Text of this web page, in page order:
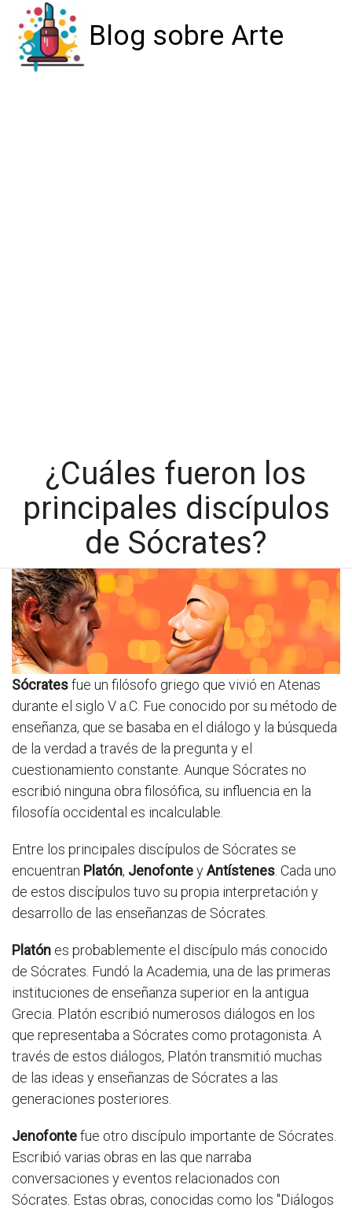
Blog sobre Arte
¿Cuáles fueron los
principales discípulos
de Sócrates?
Sócratesfue un filósofo griego que vivió en Atenas
durante el siglo V a.C. Fue conocido por su método de
enseñanza, que se basaba en el diálogo y la búsqueda
de la verdad a través de la pregunta y el
cuestionamiento constante. Aunque Sócrates no
escribió ninguna obra filosófica, su influencia en la
filosofía occidental es incalculable.
Entre los principales discípulos de Sócrates se
encuentran Platón, JenofonteyAntístenes . Cada uno
de estos discípulos tuvo su propia interpretación y
desarrollo de las enseñanzas de Sócrates.
Platón es probablemente el discípulo más conocido
de Sócrates. Fundó la Academia, una de las primeras
instituciones de enseñanza superior en la antigua
Grecia. Platón escribió numerosos diálogos en los
que representaba a Sócrates como protagonista. A
través de estos diálogos, Platón transmitió muchas
de las ideas y enseñanzas de Sócrates a las
generaciones posteriores.
Jenofontefue otro discípulo importante de Sócrates.
Escribió varias obras en las que narraba
conversaciones y eventos relacionados con
Sócrates. Estas obras, conocidas como los "Diálogos